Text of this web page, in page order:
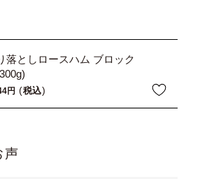
落としロースハム ブロック
税込
声